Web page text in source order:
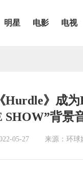
明星 电影 电视
Hurdle》成
背景
05-27 来源：环球